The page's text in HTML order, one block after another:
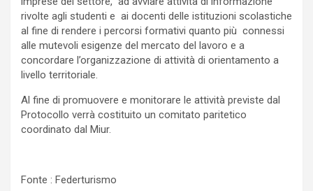
rivolte agli studenti e ai docenti delle istituzioni scolastiche
al fine di rendere i percorsi formativi quanto più connessi
alle mutevoli esigenze del mercato del lavoro e a
concordare l’organizzazione di attività di orientamento a
livello territoriale.
Al fine di promuovere e monitorare le attività previste dal
Protocollo verrà costituito un comitato paritetico
coordinato dal Miur.
Fonte : Federturismo